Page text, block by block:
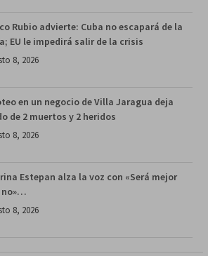
Rubio advierte: Cuba no escapará de la
EU le impedirá salir de la crisis
8, 2026
en un negocio de Villa Jaragua deja
de 2 muertos y 2 heridos
8, 2026
Estepan alza la voz con «Será mejor
no»…
8, 2026